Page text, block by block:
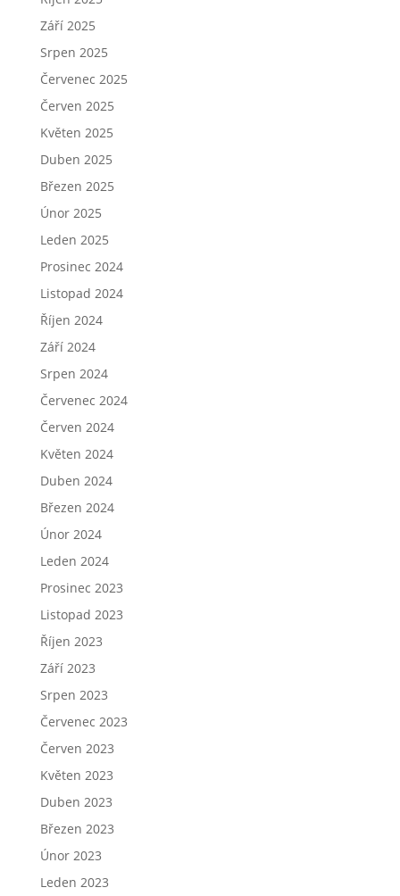
Září 2025
Srpen 2025
Červenec 2025
Červen 2025
Květen 2025
Duben 2025
Březen 2025
Únor 2025
Leden 2025
Prosinec 2024
Listopad 2024
Říjen 2024
Září 2024
Srpen 2024
Červenec 2024
Červen 2024
Květen 2024
Duben 2024
Březen 2024
Únor 2024
Leden 2024
Prosinec 2023
Listopad 2023
Říjen 2023
Září 2023
Srpen 2023
Červenec 2023
Červen 2023
Květen 2023
Duben 2023
Březen 2023
Únor 2023
Leden 2023